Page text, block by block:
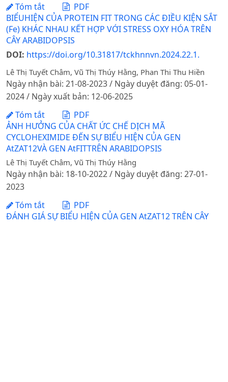
Tóm tắt
PDF
BIỂUHIỆN CỦA PROTEIN FIT TRONG CÁC ĐIỀU KIỆN SẮT
(Fe) KHÁC NHAU KẾT HỢP VỚI STRESS OXY HÓA TRÊN
CÂY ARABIDOPSIS
DOI: https://doi.org/10.31817/tckhnnvn.2024.22.1.
Lê Thị Tuyết Châm, Vũ Thị Thúy Hằng, Phan Thi Thu Hiền
Ngày nhận bài: 21-08-2023 / Ngày duyệt đăng: 05-01-
2024 / Ngày xuất bản: 12-06-2025
Tóm tắt
PDF
ẢNH HƯỞNG CỦA CHẤT ỨC CHẾ DỊCH MÃ
CYCLOHEXIMIDE ĐẾN SỰ BIỂU HIỆN CỦA GEN
AtZAT12VÀ GEN AtFITTRÊN ARABIDOPSIS
Lê Thị Tuyết Châm, Vũ Thị Thúy Hằng
Ngày nhận bài: 18-10-2022 / Ngày duyệt đăng: 27-01-
2023
Tóm tắt
PDF
ĐÁNH GIÁ SỰ BIỂU HIỆN CỦA GEN AtZAT12 TRÊN CÂY